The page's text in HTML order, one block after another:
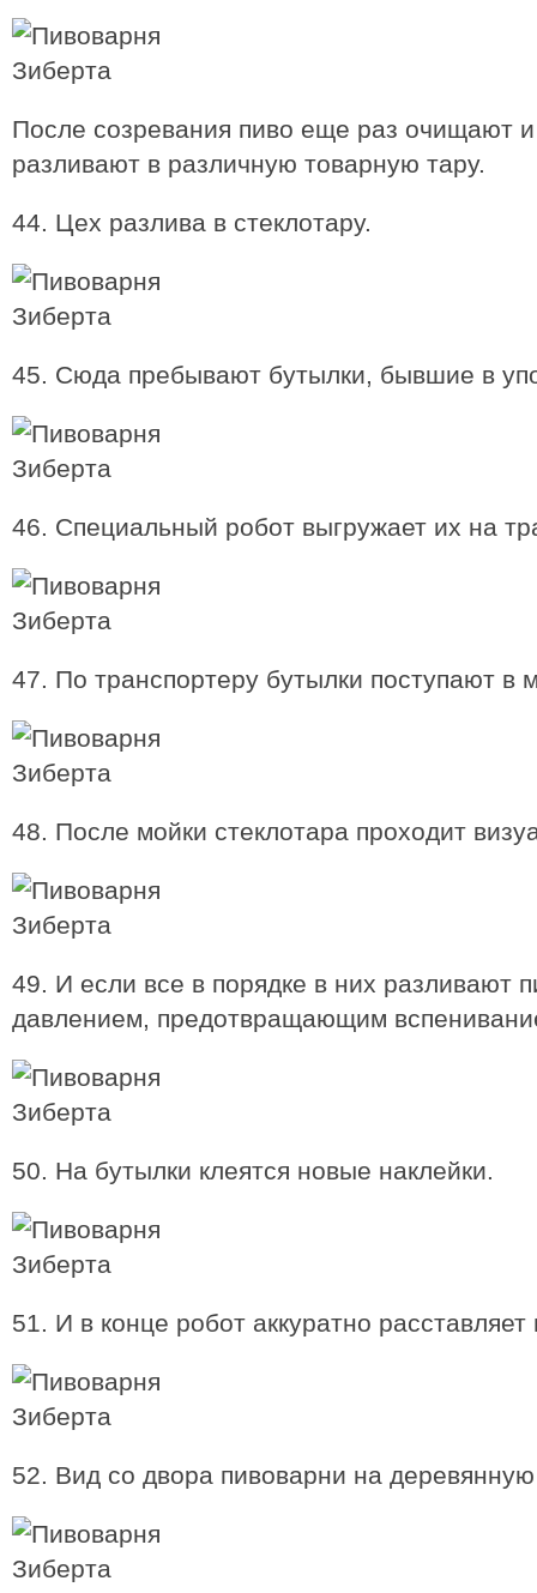
После созревания пиво еще раз очищают
разливают в различную товарную тару.
44. Цех разлива в стеклотару.
45. Сюда пребывают бутылки, бывшие в
46. Специальный робот выгружает их на
47. По транспортеру бутылки поступают в
48. После мойки стеклотара проходит
49. И если все в порядке в них разливают
давлением, предотвращающим
50. На бутылки клеятся новые наклейки.
51. И в конце робот аккуратно
52. Вид со двора пивоварни на